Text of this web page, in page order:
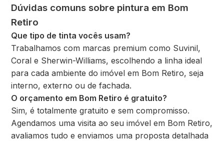
Dúvidas comuns sobre pintura em Bom
Retiro
Que tipo de tinta vocês usam?
Trabalhamos com marcas premium como Suvinil,
Coral e Sherwin-Williams, escolhendo a linha ideal
para cada ambiente do imóvel em Bom Retiro, seja
interno, externo ou de fachada.
O orçamento em Bom Retiro é gratuito?
Sim, é totalmente gratuito e sem compromisso.
Agendamos uma visita ao seu imóvel em Bom Retiro,
avaliamos tudo e enviamos uma proposta detalhada